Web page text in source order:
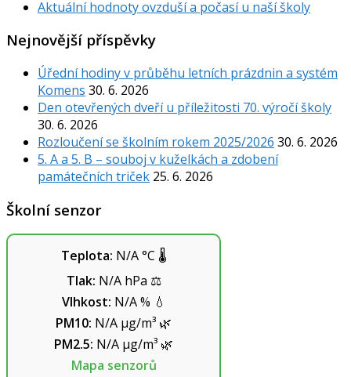
Aktuální hodnoty ovzduší a počasí u naší školy
Nejnovější příspěvky
Úřední hodiny v průběhu letních prázdnin a systém
Komens 30. 6. 2026
Den otevřených dveří u příležitosti 70. výročí školy
30. 6. 2026
Rozloučení se školním rokem 2025/2026 30. 6. 2026
5. A a 5. B – souboj v kuželkách a zdobení
památečních triček 25. 6. 2026
Školní senzor
Teplota: N/A°C 🌡️
Tlak: N/AhPa ⚖️
Vlhkost: N/A% 💧
PM10: N/A µg/m³ 🌿
PM2.5: N/A µg/m³ 🌿
Mapa senzorů